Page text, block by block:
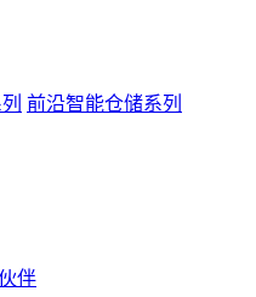
前沿智能仓储系列
伴